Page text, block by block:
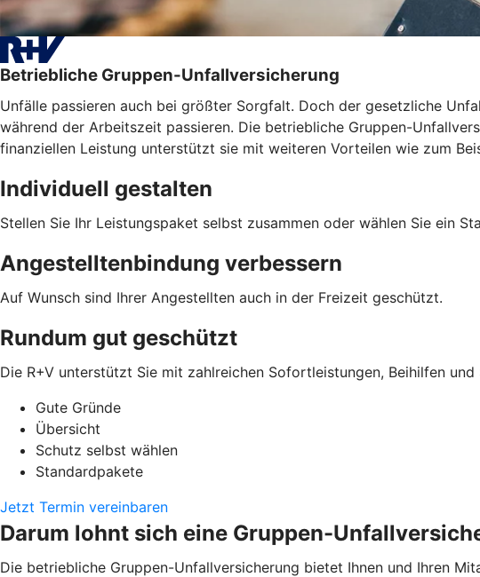
Betriebliche Gruppen-Unfallversicherung
Unfälle passieren auch bei größter Sorgfalt. Doch der gesetzliche
während der Arbeitszeit passieren. Die betriebliche Gruppen-
finanziellen Leistung unterstützt sie mit weiteren Vorteilen wie zum
Individuell gestalten
Stellen Sie Ihr Leistungspaket selbst zusammen oder wählen Sie ein
Angestelltenbindung verbessern
Auf Wunsch sind Ihrer Angestellten auch in der Freizeit geschützt.
Rundum gut geschützt
Die R+V unterstützt Sie mit zahlreichen Sofortleistungen, Beihilfen und
Gute Gründe
Übersicht
Schutz selbst wählen
Standardpakete
Jetzt Termin vereinbaren
Darum lohnt sich eine Gruppen-
Die betriebliche Gruppen-Unfallversicherung bietet Ihnen und Ihren